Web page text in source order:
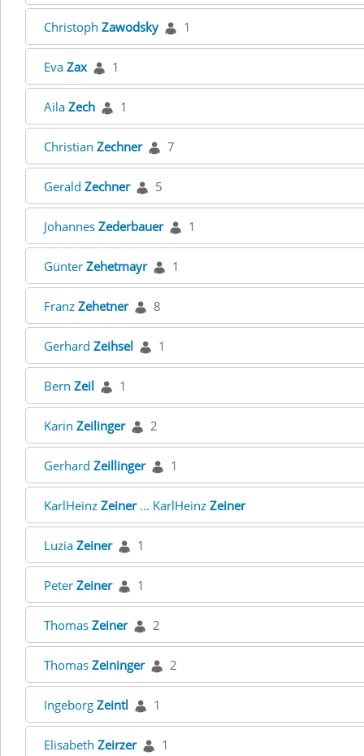
Christoph Zawodsky 1
Eva Zax 1
Aila Zech 1
Christian Zechner 7
Gerald Zechner 5
Johannes Zederbauer 1
Günter Zehetmayr 1
Franz Zehetner 8
Gerhard Zeihsel 1
Bern Zeil 1
Karin Zeilinger 2
Gerhard Zeillinger 1
KarlHeinz Zeiner... KarlHeinz Zeiner
Luzia Zeiner 1
Peter Zeiner 1
Thomas Zeiner 2
Thomas Zeininger 2
Ingeborg Zeintl 1
Elisabeth Zeirzer 1